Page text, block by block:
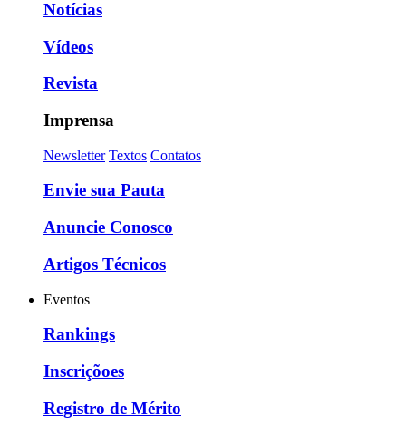
Notícias
Vídeos
Revista
Imprensa
Newsletter Textos Contatos
Envie sua Pauta
Anuncie Conosco
Artigos Técnicos
Eventos
Rankings
Inscriçõoes
Registro de Mérito